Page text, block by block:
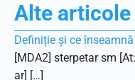
Alte
Definiție și ce
[MDA2] sterpetar sm
ar] […]